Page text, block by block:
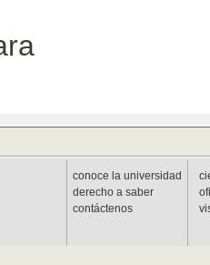
conoce la universidad
derecho a saber
contáctenos